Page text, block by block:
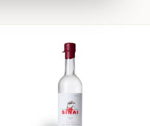
het roer. Ze introduceerden zowel
aan de strikte normen van Bio Suisse
productie toont hun inzet voor